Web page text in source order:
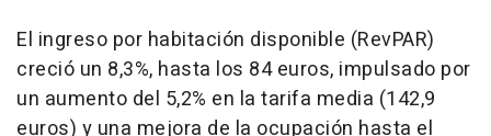
El ingreso por habitación disponible (RevPAR)
creció un 8,3%, hasta los 84 euros, impulsado por
un aumento del 5,2% en la tarifa media (142,9
euros) y una mejora de la ocupación hasta el